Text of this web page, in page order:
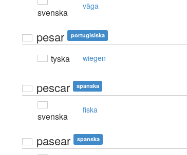
svenska
väga
pesar portugisiska
tyska wiegen
pescar spanska
svenska
fiska
pasear spanska